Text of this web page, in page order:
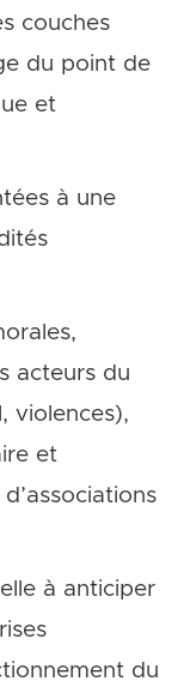
couches
du point de
et
à une
acteurs du
violences),
et
à anticiper
du